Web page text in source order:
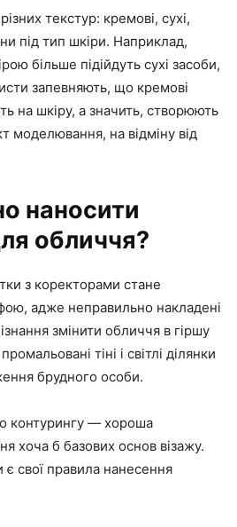
текстур: кремові, сухі,
під тип шкіри. Наприклад,
більше підійдуть сухі засоби,
запевняють, що кремові
на шкіру, а значить, створюють
моделювання, на відміну від
наносити
обличчя?
з коректорами стане
адже неправильно накладені
змінити обличчя в гіршу
тіні і світлі ділянки
брудного особи.
контурингу — хороша
хоча б базових основ візажу.
свої правила нанесення